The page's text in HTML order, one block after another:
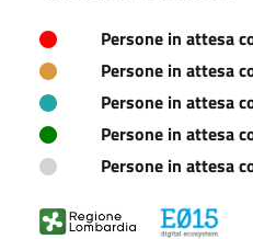
Persone in attesa
Persone in attesa
Persone in attesa
Persone in attesa
Persone in attesa